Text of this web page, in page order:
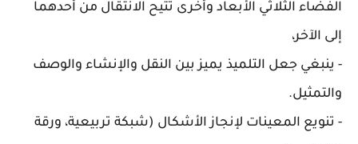
الفضاء الثلاثي الأبعاد وأخرى تتيح الانتقال من أحدهما
إلى الآخر،
- ينبغي جعل التلميذ يميز بين النقل والإنشاء والوصف
والتمثيل.
- تنويع المعينات لإنجاز الأشكال (شبكة تربيعية، ورقة